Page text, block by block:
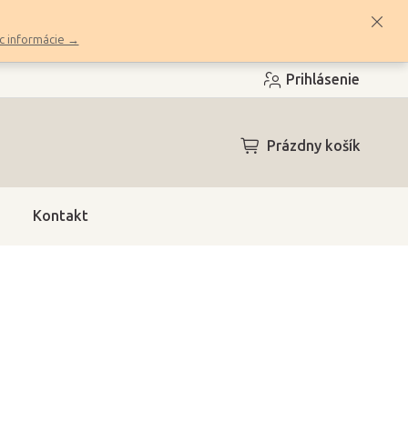
informácie →
Prihlásenie
NÁKUPNÝ
Prázdny košík
Kontakt